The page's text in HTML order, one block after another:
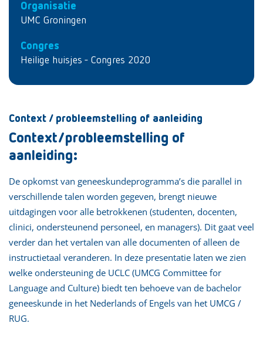
Organisatie
UMC Groningen
Congres
Heilige huisjes - Congres 2020
Context / probleemstelling of aanleiding
Context/probleemstelling of
aanleiding:
De opkomst van geneeskundeprogramma’s die parallel in
verschillende talen worden gegeven, brengt nieuwe
uitdagingen voor alle betrokkenen (studenten, docenten,
clinici, ondersteunend personeel, en managers). Dit gaat veel
verder dan het vertalen van alle documenten of alleen de
instructietaal veranderen. In deze presentatie laten we zien
welke ondersteuning de UCLC (UMCG Committee for
Language and Culture) biedt ten behoeve van de bachelor
geneeskunde in het Nederlands of Engels van het UMCG /
RUG.